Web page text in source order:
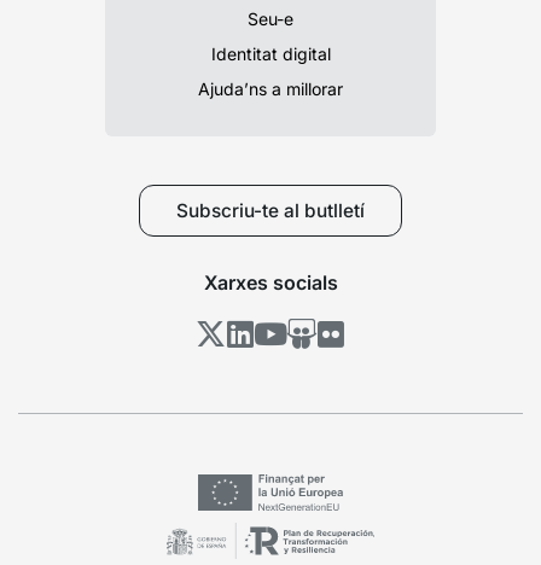
Seu-e
Identitat digital
Ajuda’ns a millorar
Subscriu-te al butlletí
Xarxes socials